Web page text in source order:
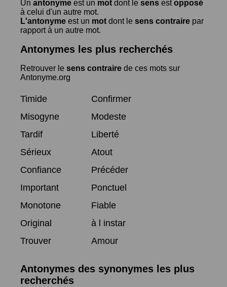
Un antonyme est un mot dont le sens estopposé
à celui d'un autre mot.
L'antonyme est un mot dont le sens contraire par
rapport à un autre mot.
Antonymes les plus recherchés
Retrouver le sens contraire de ces mots sur
Antonyme.org
Timide
Confirmer
Misogyne
Modeste
Tardif
Liberté
Sérieux
Atout
Confiance
Précéder
Important
Ponctuel
Monotone
Fiable
Original
à l instar
Trouver
Amour
Antonymes des synonymes les plus
recherchés